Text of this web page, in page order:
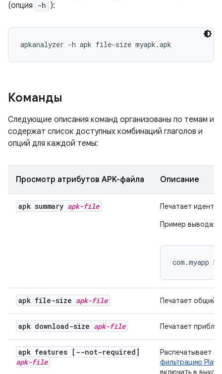
(опция
-h ):
apkanalyzer -h apk file-size myapk.apk
Команды
Следующие описания команд организованы по темам и
содержат список доступных комбинаций глаголов и
опций для каждой темы:
Просмотр атрибутов APK-файла Описание
apk summary apk-file
Печатает
Пример вывода:
com.myapp
apk file-size apk-file Печатает общий
apk download-size apk-file Печатает
apk features [--not-required]
apk-file
Распечатывает
фильтрацию Play
включить в